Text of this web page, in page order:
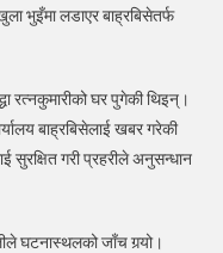
भुइँमा लडाएर बाह्रबिसेतर्फ
रत्नकुमारीको घर पुगेकी थिइन्।
बाह्रबिसेलाई खबर गरेकी
सुरक्षित गरी प्रहरीले अनुसन्धान
घटनास्थलको जाँच गर्‍यो।